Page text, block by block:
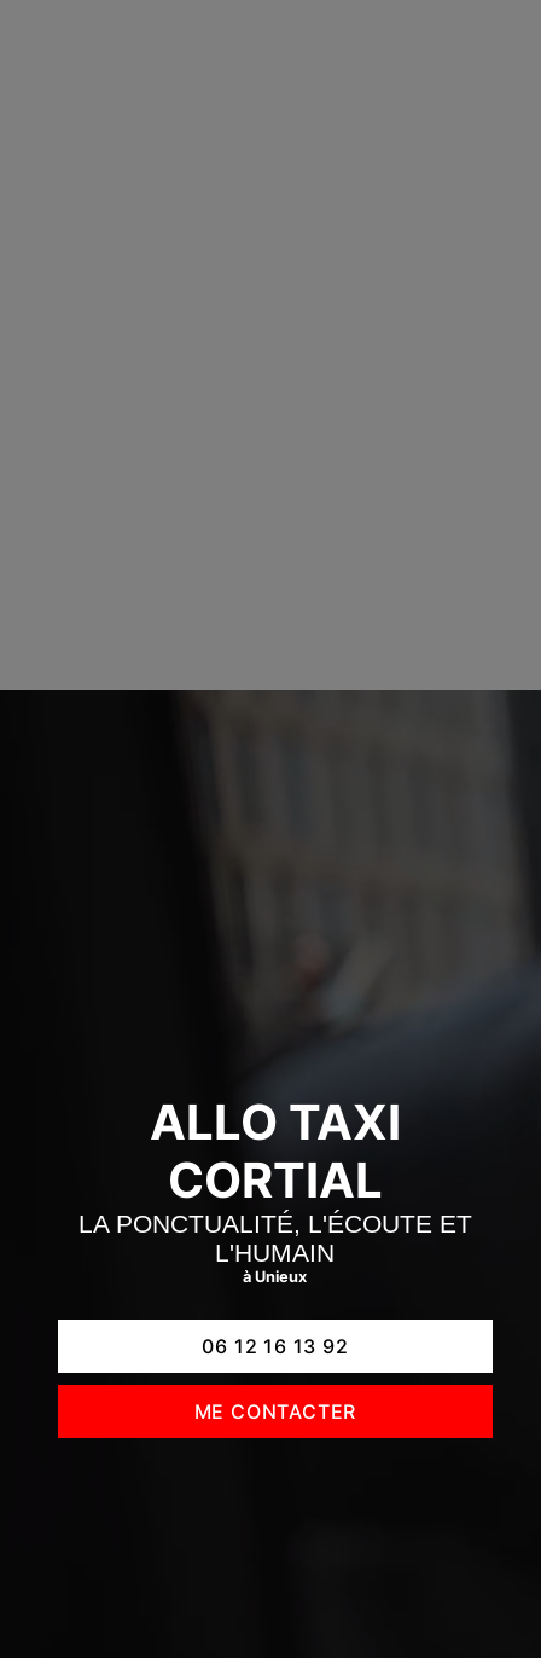
ALLO TAXI
CORTIAL
LA PONCTUALITÉ, L'ÉCOUTE ET
L'HUMAIN
à Unieux
06 12 16 13 92
ME CONTACTER